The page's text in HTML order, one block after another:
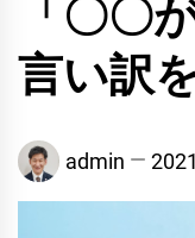
「〇〇
言い訳
admin